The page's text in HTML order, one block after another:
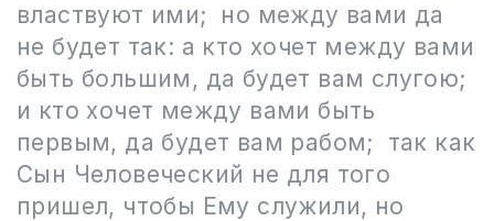
властвуют ими;
но между вами да
не будет так: а кто хочет между вами
быть большим, да будет вам слугою;
и кто хочет между вами быть
первым, да будет вам рабом;
так как
Сын Человеческий не для того
пришел, чтобы Ему служили, но